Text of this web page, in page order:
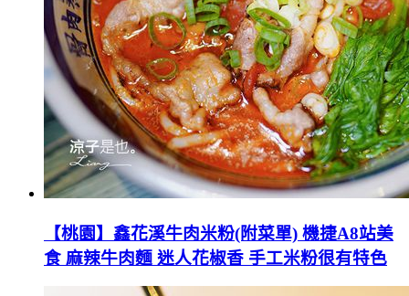
【桃園】鑫花溪牛肉米粉(附菜單) 機捷A8站美
食 麻辣牛肉麵 迷人花椒香 手工米粉很有特色